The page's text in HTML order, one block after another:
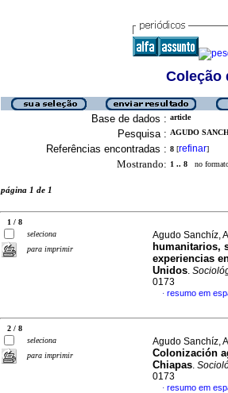
Coleção
Base de dados : article
Pesquisa : AGUDO
Referências encontradas : 8 [refinar]
Mostrando: 1 .. 8 no
página 1 de 1
1 / 8
seleciona
para imprimir
Agudo Sanchíz,
humanitarios,
experiencias
Unidos.
0173
· resumo em
2 / 8
seleciona
para imprimir
Agudo Sanchíz,
Colonización
Chiapas.
0173
· resumo em